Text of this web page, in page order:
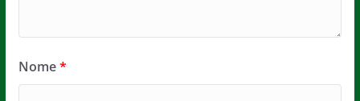
Nome*